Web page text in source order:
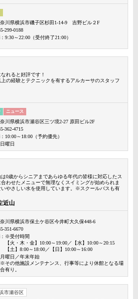
奈川県横浜市磯子区杉田1-14-9 吉野ビル２F
299-0188
：9:30～22:00（受付終了21:00）
れると好評です！
の経験とテクニックを有するアルカーサのスタッフ
ニュース
奈川県横浜市瀬谷区三ツ境2-27 原田ビル2F
362-4715
：10:00～18:00（予約優先）
日曜日
0歳からシニアまであらゆる年代の皆様に対応したス
わせたメニューで無理なくスイミングが始められま
やさしい水を使用しています。※スクールバスも有
近山
奈川県横浜市保土ケ谷区今井町大久保448-6
351-6670
：※受付時間
【火・木・金】10:00～19:00／【水】10:00～20:15
【土】8:00～18:00／【日】10:00～16:00
月曜日／年末年始
※その他施設メンテナンス、行事等により休館となる場
合有り。
市瀬谷区